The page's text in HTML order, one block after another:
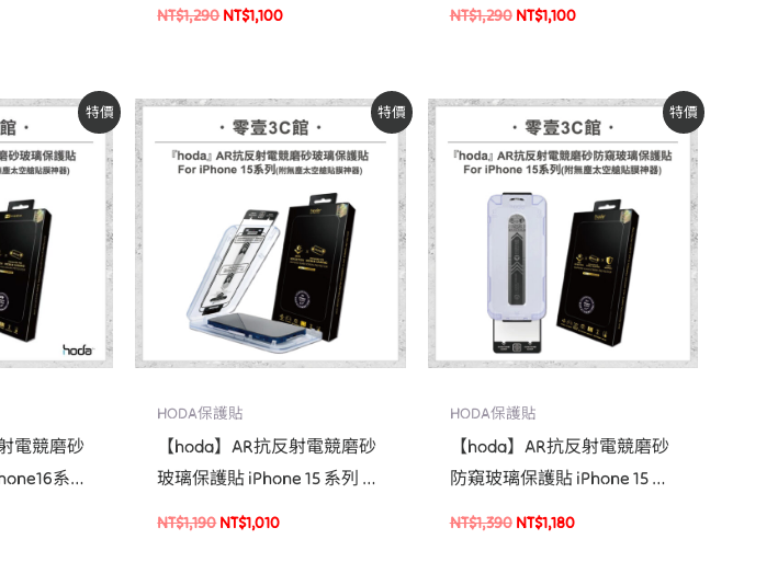
NT$1,290 NT$1,100 NT$1,290 NT$1,100
特價
電競磨砂
系列
特價
HODA保護貼
【hoda】AR抗反射電競磨砂
玻璃保護貼 iPhone 15 系列 附
NT$1,190
原
始
價
格：
NT$1,010
目
前
價
格：
特價
HODA保護貼
【hoda】AR抗反射電競磨砂
防窺玻璃保護貼 iPhone 15 系
NT$1,390
原
始
價
格：
NT$1,180
目
前
價
格：